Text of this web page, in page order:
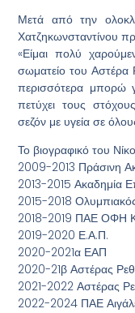
Μετά από την
Χατζηκωνσταντίνου
«Είμαι πολύ
σωματείο του Αστέρα
περισσότερα μπορώ
πετύχει τους
σεζόν με υγεία σε
Το βιογραφικό του
2009-2013 Πράσινη
2013-2015 Ακαδημία
2015-2018
2018-2019 ΠΑΕ ΟΦΗ
2019-2020 Ε.Α.Π.
2020-2021α ΕΑΠ
2020-21β Αστέρας
2021-2022 Αστέρας
2022-2024 ΠΑΕ